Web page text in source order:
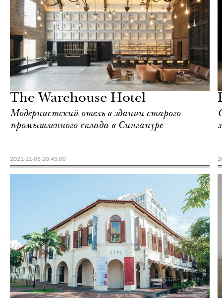
The Warehouse Hotel
Модернистский отель в здании старого
промышленного склада в Сингапуре
2021-11-06 20:45:00